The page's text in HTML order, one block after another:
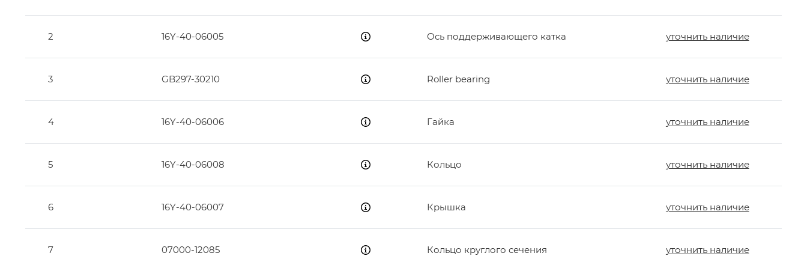
1
6
9
2 16Y-40-06005 Ось поддерживающего катка уточнить наличие
3 GB297-30210 Roller bearing уточнить наличие
4 16Y-40-06006 Гайка уточнить наличие
5 16Y-40-06008 Кольцо уточнить наличие
6 16Y-40-06007 Крышка уточнить наличие
7 07000-12085 Кольцо круглого сечения уточнить наличие